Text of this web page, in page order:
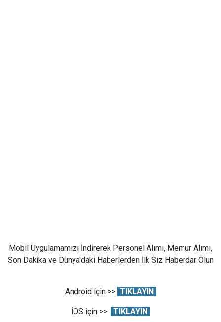
Mobil Uygulamamızı İndirerek Personel Alımı, Memur Alımı,
Son Dakika ve Dünya'daki Haberlerden İlk Siz Haberdar Olun
Android için >> TIKLAYIN
İOS için >> TIKLAYIN